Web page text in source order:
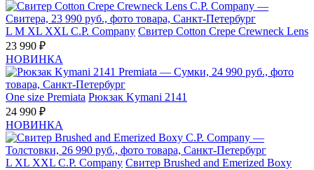
L M XL XXL C.P. Company Свитер Cotton Crepe Crewneck Lens
23 990 ₽
НОВИНКА
One size Premiata Рюкзак Kymani 2141
24 990 ₽
НОВИНКА
L XL XXL C.P. Company Свитер Brushed and Emerized Boxy